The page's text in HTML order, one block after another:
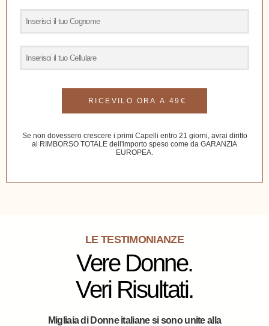
Se non dovessero crescere i primi Capelli entro 21 giorni, avrai diritto
al RIMBORSO TOTALE dell'importo speso come da GARANZIA
EUROPEA.
LE TESTIMONIANZE
Vere Donne.
Veri Risultati.
Migliaia di Donne italiane si sono unite alla